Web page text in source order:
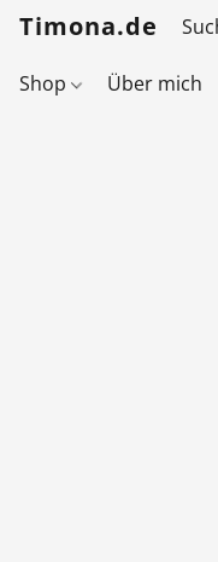
Timona.de
Shop Über mich